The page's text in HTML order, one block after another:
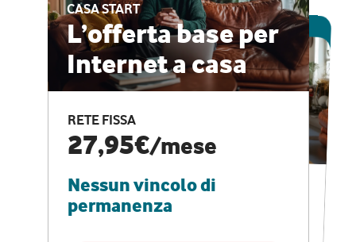
CASA START
L’offerta base per
Internet a casa
RETE FISSA
27,95€/mese
Nessun vincolo di
permanenza
ESCLUSIVA ONLINE
CASA PRO
Internet veloce e
vantaggi speciali
RETE FISSA + VODAFONE CLUB
29,95€